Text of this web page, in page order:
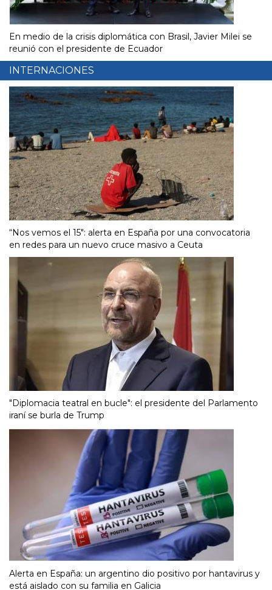
En medio de la crisis diplomática con Brasil, Javier Milei se
reunió con el presidente de Ecuador
INTERNACIONES
“Nos vemos el 15″: alerta en España por una convocatoria
en redes para un nuevo cruce masivo a Ceuta
"Diplomacia teatral en bucle": el presidente del Parlamento
iraní se burla de Trump
Alerta en España: un argentino dio positivo por hantavirus y
está aislado con su familia en Galicia